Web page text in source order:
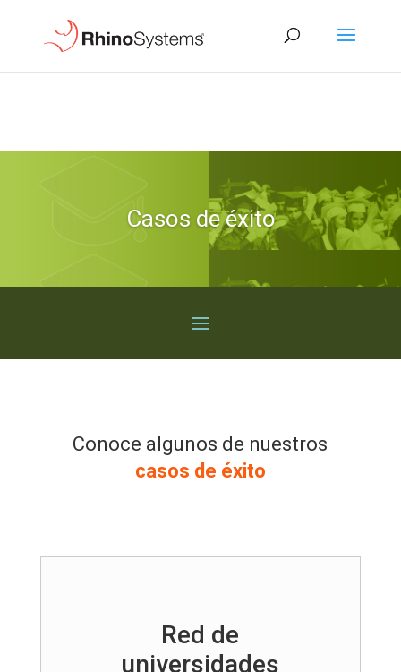
Casos de éxito
Conoce algunos de nuestros
casos de éxito
Red de
universidades